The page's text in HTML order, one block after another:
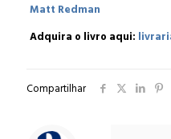
Matt Redman
Adquira o livro aqui:
Compartilhar